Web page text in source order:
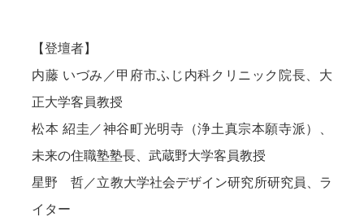
【登壇者】
内藤 いづみ／甲府市ふじ内科クリニック院長、大
正大学客員教授
松本 紹圭／神谷町光明寺（浄土真宗本願寺派）、
未来の住職塾塾長、武蔵野大学客員教授
星野 哲／立教大学社会デザイン研究所研究員、ラ
イター